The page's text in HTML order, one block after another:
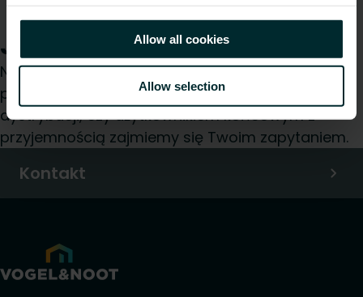
Allow all cookies
Allow selection
Jak możemy Ci pomóc?
Niezależnie od tego, czy jesteś architektem,
projektantem, instalatorem, pracownikiem
dystrybucji, czy użytkownikiem końcowym z
przyjemnością zajmiemy się Twoim zapytaniem.
Kontakt